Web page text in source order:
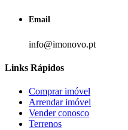
Email
info@imonovo.pt
Links Rápidos
Comprar imóvel
Arrendar imóvel
Vender conosco
Terrenos